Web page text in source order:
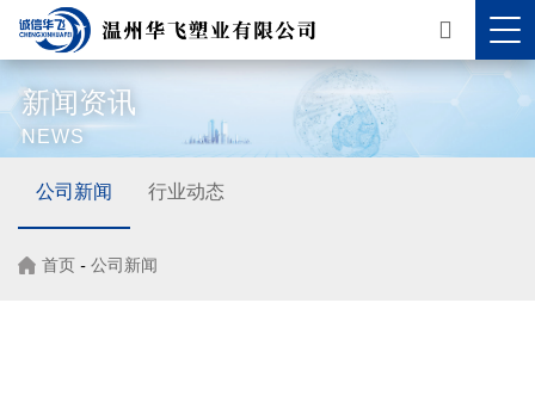
新闻资讯
NEWS
公司新闻 行业动态
首页 - 公司新闻